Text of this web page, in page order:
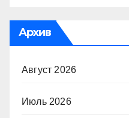
Архив
Август 2026
Июль 2026